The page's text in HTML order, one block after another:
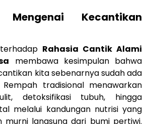
Mengenai Kecantikan
Rahasia Cantik Alami
membawa kesimpulan bahwa
kita sebenarnya sudah ada
tradisional menawarkan
detoksifikasi tubuh, hingga
melalui kandungan nutrisi yang
murni langsung dari bumi pertiwi.